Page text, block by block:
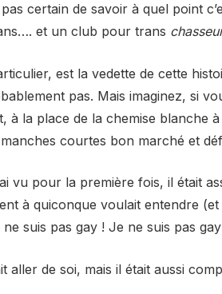
certain de savoir à quel point
et un club pour trans
est la vedette de cette
pas. Mais imaginez, si
à la place de la chemise blanche
courtes bon marché et
vu pour la première fois, il était
à quiconque voulait entendre
suis pas gay ! Je ne suis pas
aller de soi, mais il était aussi